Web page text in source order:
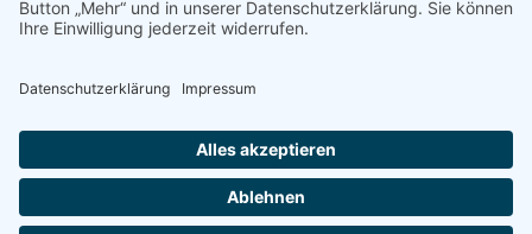
Ausschreibung Duathlon
Formulare
Allgemeine Infos
Unterkünfte
Anreise / Lageplan
Unser Team